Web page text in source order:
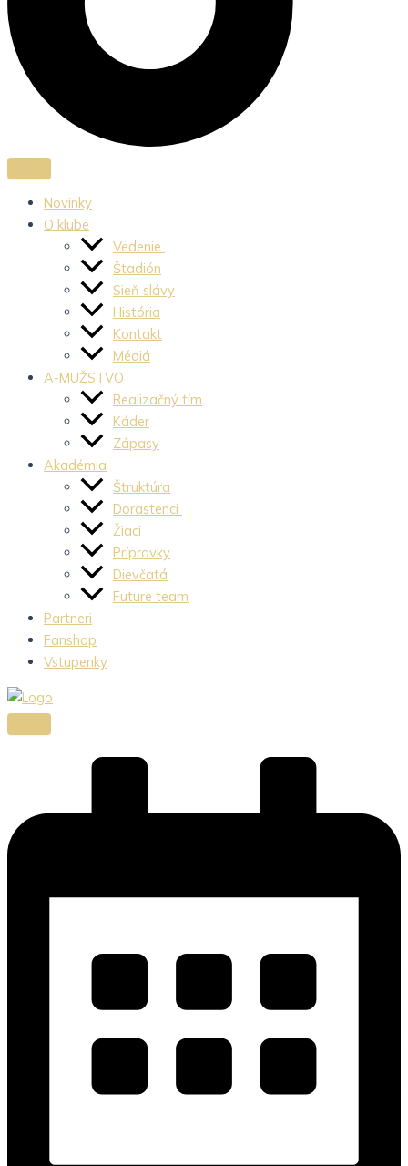
Novinky
O klube
Vedenie
Štadión
Sieň slávy
História
Kontakt
Médiá
A-MUŽSTVO
Realizačný tím
Káder
Zápasy
Akadémia
Štruktúra
Dorastenci
Žiaci
Prípravky
Dievčatá
Future team
Partneri
Fanshop
Vstupenky